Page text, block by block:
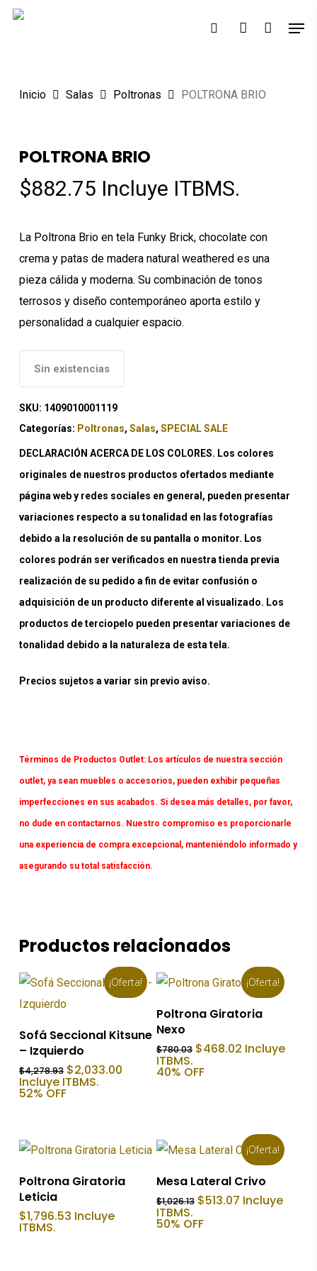
Skip
searchaccount
Inicio Salas Poltronas POLTRONA BRIO
POLTRONA BRIO
$882.75 Incluye ITBMS.
La Poltrona Brio en tela Funky Brick, chocolate con
crema y patas de madera natural weathered es una
pieza cálida y moderna. Su combinación de tonos
terrosos y diseño contemporáneo aporta estilo y
personalidad a cualquier espacio.
Sin existencias
SKU: 1409010001119
Categorías: Poltronas, Salas, SPECIAL SALE
DECLARACIÓN ACERCA DE LOS COLORES. Los colores
originales de nuestros productos ofertados mediante
página web y redes sociales en general, pueden presentar
variaciones respecto a su tonalidad en las fotografías
debido a la resolución de su pantalla o monitor. Los
colores podrán ser verificados en nuestra tienda previa
realización de su pedido a fin de evitar confusión o
adquisición de un producto diferente al visualizado. Los
productos de terciopelo pueden presentar variaciones de
tonalidad debido a la naturaleza de esta tela.
Precios sujetos a variar sin previo aviso.
Términos de Productos Outlet:Los artículos de nuestra sección
outlet, ya sean muebles o accesorios, pueden exhibir pequeñas
imperfecciones en sus acabados. Si desea más detalles, por favor,
no dude en contactarnos. Nuestro compromiso es proporcionarle
una experiencia de compra excepcional, manteniéndolo informado y
asegurando su total satisfacción.
Productos relacionados
¡Oferta!
Añadir Al Carrito
Sofá Seccional Kitsune
– Izquierdo
$4,278.93 El
precio
original
$2,033.00El
Incluye ITBMS.
52% OFF
¡Oferta!
Añadir Al Carrito
Poltrona Giratoria
Nexo
$780.03 El
original
$468.02 El
precio
Incluye
ITBMS.
40% OFF
Añadir Al Carrito
Poltrona Giratoria
Leticia
$1,796.53 Incluye
ITBMS.
¡Oferta!
Añadir Al Carrito
Mesa Lateral Crivo
$1,026.13 El
original
$513.07 El
precio
Incluye
ITBMS.
50% OFF